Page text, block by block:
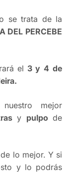
se trata de la
DEL PERCEBE
el 3 y 4 de
nuestro mejor
y pulpo de
lo mejor. Y si
y lo podrás